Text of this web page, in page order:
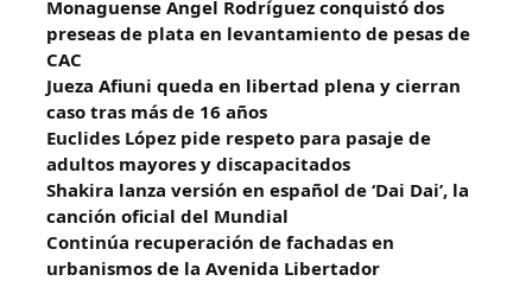
Monaguense Ángel Rodríguez conquistó dos
preseas de plata en levantamiento de pesas de
CAC
Jueza Afiuni queda en libertad plena y cierran
caso tras más de 16 años
Euclides López pide respeto para pasaje de
adultos mayores y discapacitados
Shakira lanza versión en español de ‘Dai Dai’, la
canción oficial del Mundial
Continúa recuperación de fachadas en
urbanismos de la Avenida Libertador